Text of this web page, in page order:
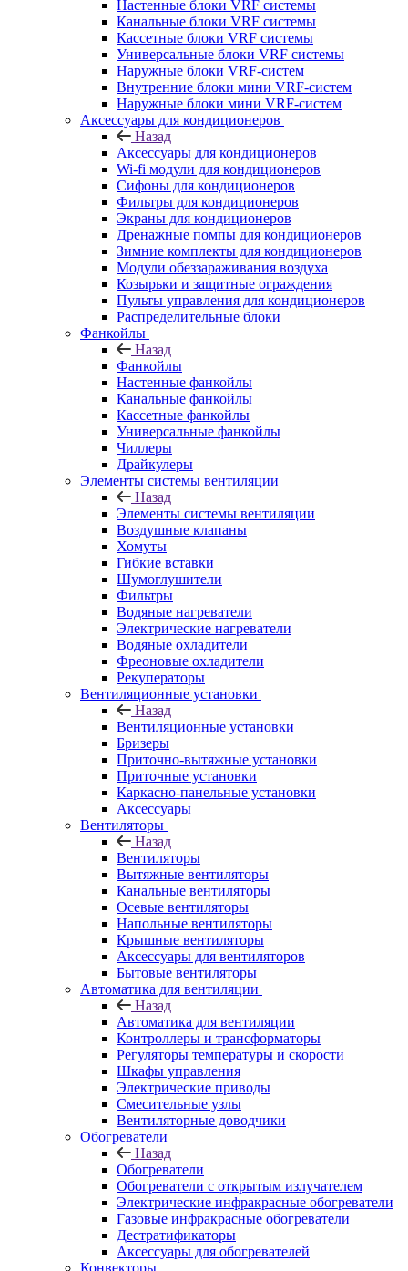
Настенные блоки VRF системы
Канальные блоки VRF системы
Кассетные блоки VRF системы
Универсальные блоки VRF системы
Наружные блоки VRF-систем
Внутренние блоки мини VRF-систем
Наружные блоки мини VRF-систем
Аксессуары для кондиционеров
Назад
Аксессуары для кондиционеров
Wi-fi модули для кондиционеров
Сифоны для кондиционеров
Фильтры для кондиционеров
Экраны для кондиционеров
Дренажные помпы для кондиционеров
Зимние комплекты для кондиционеров
Модули обеззараживания воздуха
Козырьки и защитные ограждения
Пульты управления для кондиционеров
Распределительные блоки
Фанкойлы
Назад
Фанкойлы
Настенные фанкойлы
Канальные фанкойлы
Кассетные фанкойлы
Универсальные фанкойлы
Чиллеры
Драйкулеры
Элементы системы вентиляции
Назад
Элементы системы вентиляции
Воздушные клапаны
Хомуты
Гибкие вставки
Шумоглушители
Фильтры
Водяные нагреватели
Электрические нагреватели
Водяные охладители
Фреоновые охладители
Рекуператоры
Вентиляционные установки
Назад
Вентиляционные установки
Бризеры
Приточно-вытяжные установки
Приточные установки
Каркасно-панельные установки
Аксессуары
Вентиляторы
Назад
Вентиляторы
Вытяжные вентиляторы
Канальные вентиляторы
Осевые вентиляторы
Напольные вентиляторы
Крышные вентиляторы
Аксессуары для вентиляторов
Бытовые вентиляторы
Автоматика для вентиляции
Назад
Автоматика для вентиляции
Контроллеры и трансформаторы
Регуляторы температуры и скорости
Шкафы управления
Электрические приводы
Смесительные узлы
Вентиляторные доводчики
Обогреватели
Назад
Обогреватели
Обогреватели с открытым излучателем
Электрические инфракрасные обогреватели
Газовые инфракрасные обогреватели
Дестратификаторы
Аксессуары для обогревателей
Конвекторы